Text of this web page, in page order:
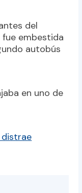
del
embestida
autobús
en uno de
distrae